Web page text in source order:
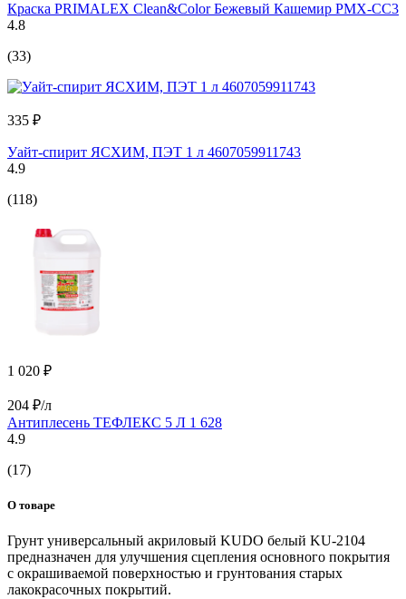
Краска PRIMALEX Clean&Color Бежевый Кашемир PMX-CC3
4.8
(33)
335 ₽
Уайт-спирит ЯСХИМ, ПЭТ 1 л 4607059911743
4.9
(118)
1 020 ₽
204 ₽/л
Антиплесень ТЕФЛЕКС 5 Л 1 628
4.9
(17)
О товаре
Грунт универсальный акриловый KUDO белый KU-2104
предназначен для улучшения сцепления основного покрытия
с окрашиваемой поверхностью и грунтования старых
лакокрасочных покрытий.